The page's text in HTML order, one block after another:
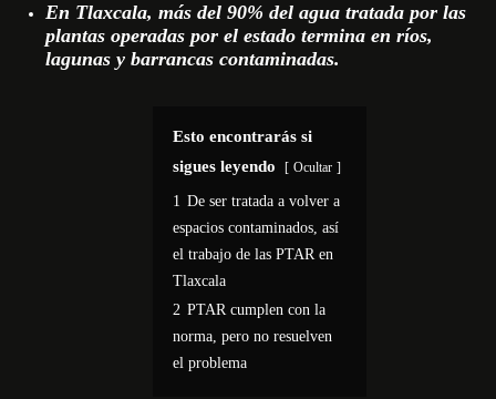
En Tlaxcala, más del 90% del agua tratada por las
plantas operadas por el estado termina en ríos,
lagunas y barrancas contaminadas.
Esto encontrarás si
sigues leyendo
Ocultar
1 De ser tratada a volver a
espacios contaminados, así
el trabajo de las PTAR en
Tlaxcala
2 PTAR cumplen con la
norma, pero no resuelven
el problema